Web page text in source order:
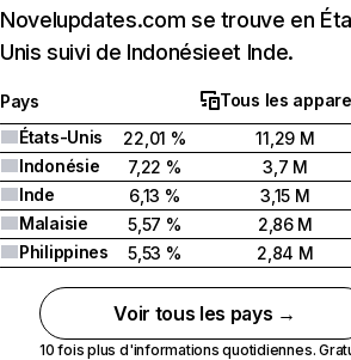
Novelupdates.com se trouve en
Unis suivi de Indonésieet Inde.
Pays
Tous les
États-Unis
22,01 %
11,29 M
Indonésie
7,22 %
3,7 M
Inde
6,13 %
3,15 M
Malaisie
5,57 %
2,86 M
Philippines
5,53 % 2,84 M
Voir tous les pays →
10 fois plus d'informations quotidiennes.